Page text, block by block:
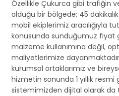
Özellikle Çukurca gibi trafiğin
olduğu bir bölgede; 45
mobil ekiplerimiz aracılığıyla
konusunda sunduğumuz fiyat
malzeme kullanımına değil,
maliyetlerimize
kurumsal ortaklarımız ve
hizmetin sonunda 1 yıllık resmi
sistemimizden dijital olarak da